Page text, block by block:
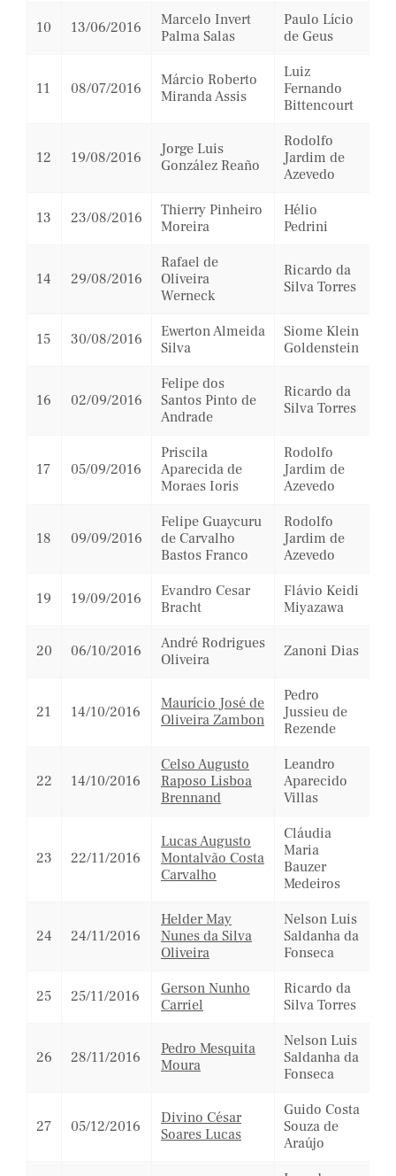
10 13/06/2016
Marcelo Invert
Palma Salas
Paulo Lício
de Geus
11 08/07/2016
Márcio Roberto
Miranda Assis
Luiz
Fernando
Bittencourt
12 19/08/2016
Jorge Luis
González Reaño
Rodolfo
Jardim de
Azevedo
13 23/08/2016
Thierry Pinheiro
Moreira
Hélio
Pedrini
14 29/08/2016
Rafael de
Oliveira
Werneck
Ricardo da
Silva Torres
15 30/08/2016
Ewerton Almeida
Silva
Siome Klein
Goldenstein
16 02/09/2016
Felipe dos
Santos Pinto de
Andrade
Ricardo da
Silva Torres
17 05/09/2016
Priscila
Aparecida de
Moraes Ioris
Rodolfo
Jardim de
Azevedo
18 09/09/2016
Felipe Guaycuru
de Carvalho
Bastos Franco
Rodolfo
Jardim de
Azevedo
19 19/09/2016
Evandro Cesar
Bracht
Flávio Keidi
Miyazawa
20 06/10/2016
André Rodrigues
Oliveira
Zanoni Dias
21 14/10/2016
Maurício José de
Oliveira Zambon
Pedro
Jussieu de
Rezende
22 14/10/2016
Celso Augusto
Raposo Lisboa
Brennand
Leandro
Aparecido
Villas
23 22/11/2016
Lucas Augusto
Montalvão Costa
Carvalho
Cláudia
Maria
Bauzer
Medeiros
24 24/11/2016
Helder May
Nunes da Silva
Oliveira
Nelson Luis
Saldanha da
Fonseca
25 25/11/2016
Gerson Nunho
Carriel
Ricardo da
Silva Torres
26 28/11/2016
Pedro Mesquita
Moura
Nelson Luis
Saldanha da
Fonseca
27 05/12/2016
Divino César
Soares Lucas
Guido Costa
Souza de
Araújo